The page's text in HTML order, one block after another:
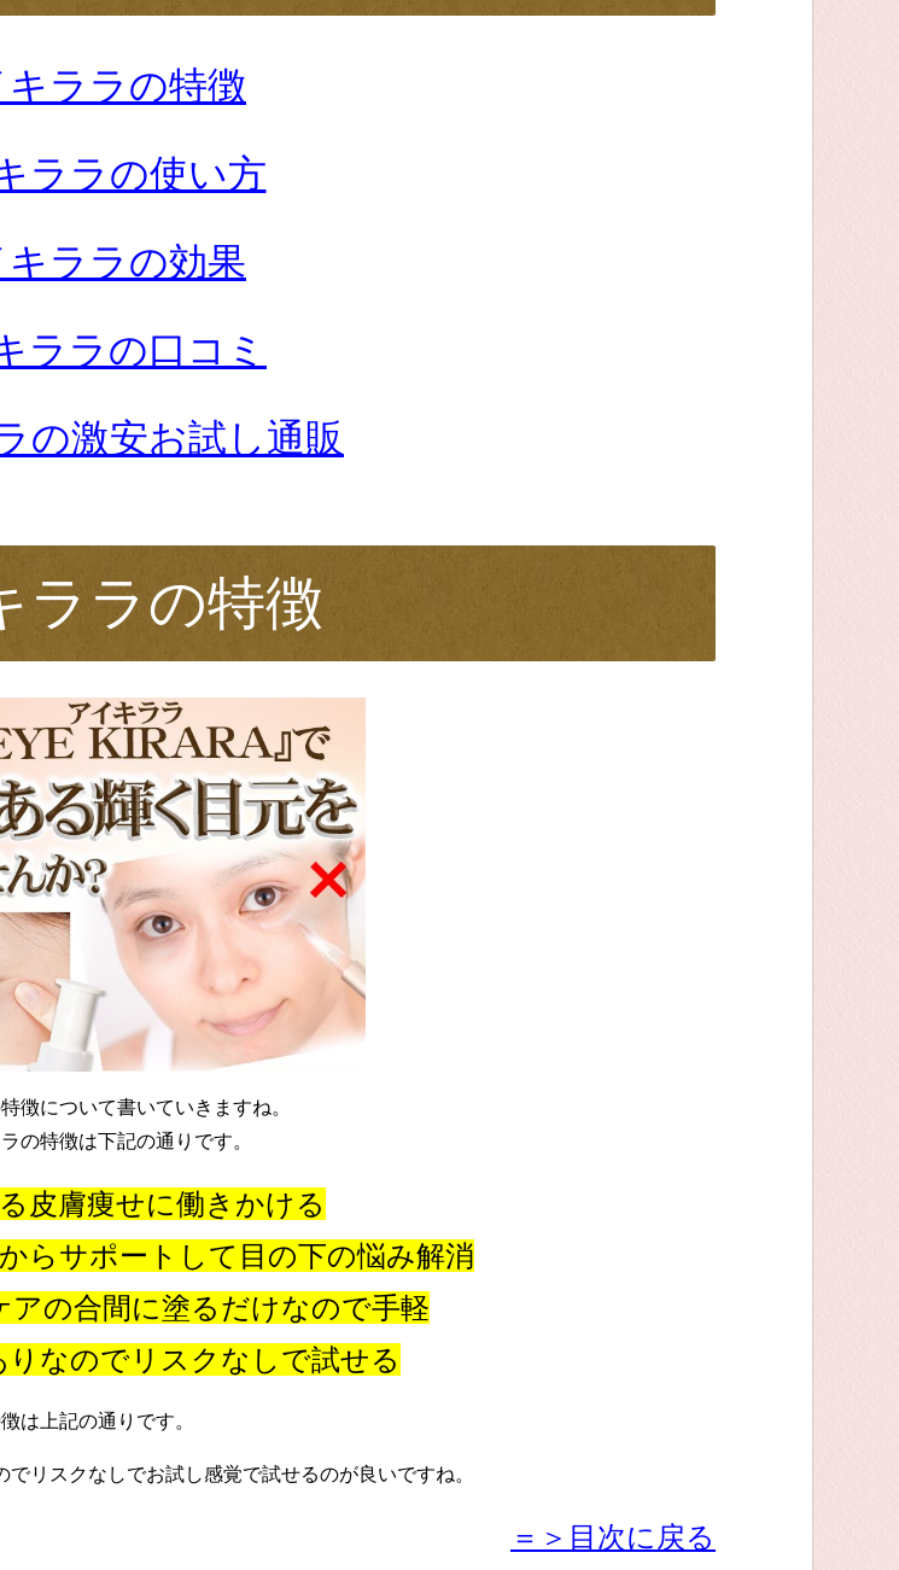
キララの特徴
ララの使い方
キララの効果
ララの口コミ
の激安お試し通販
ララの特徴
徴について書いていきますね。
の特徴は下記の通りです。
皮膚痩せに働きかける
らサポートして目の下の悩み解消
アの合間に塗るだけなので手軽
りなのでリスクなしで試せる
は上記の通りです。
リスクなしでお試し感覚で試せるのが良いですね。
＝＞目次に戻る